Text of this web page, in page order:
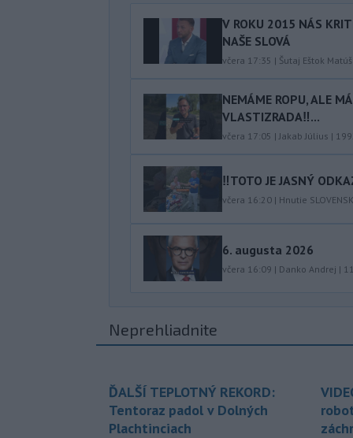
V ROKU 2015 NÁS
NAŠE SLOVÁ
včera 17:35 | Šutaj Eštok Matúš
NEMÁME ROPU, ALE
VLASTIZRADA‼️...
včera 17:05 | Jakab Július |
‼️TOTO JE JASNÝ
včera 16:20 | Hnutie
6. augusta 2026
včera 16:09 | Danko Andrej |
Neprehliadnite
ĎALŠÍ TEPLOTNÝ REKORD:
Tentoraz padol v Dolných
Plachtinciach